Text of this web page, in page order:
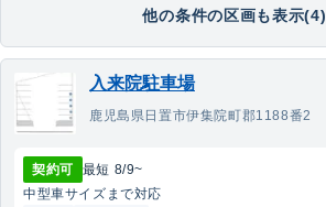
他の条件の区画も表示(4)
入来院駐車場
鹿児島県日置市伊集院町郡1188番2
契約可 最短 8/9~
中型車サイズまで対応